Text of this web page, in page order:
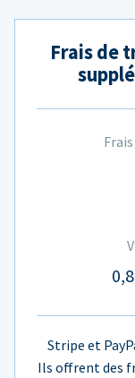
Frais de
Stripe et
Ils offrent des